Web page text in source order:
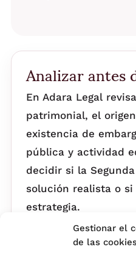
Gestionar el
de las
Analizar
En Adara Legal
patrimonial, el
existencia de
pública y actividad
decidir si la
solución realista o
estrategia.